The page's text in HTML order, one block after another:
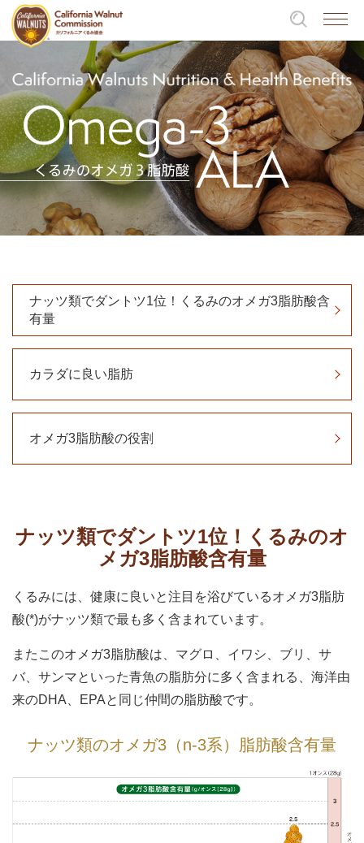
ナッツ類でダントツ1位！くるみのオメガ3脂肪酸含
有量
カラダに良い脂肪
オメガ3脂肪酸の役割
ナッツ類でダントツ1位！くるみのオ
メガ3脂肪酸含有量
くるみには、健康に良いと注目を浴びているオメガ3脂肪
酸(*)がナッツ類で最も多く含まれています。
またこのオメガ3脂肪酸は、マグロ、イワシ、ブリ、サ
バ、サンマといった青魚の脂肪分に多く含まれる、海洋由
来のDHA、EPAと同じ仲間の脂肪酸です。
ナッツ類のオメガ3（n-3系）脂肪酸含有量